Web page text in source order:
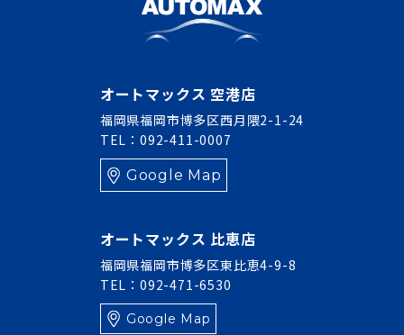
オートマックス 空港店
福岡県福岡市博多区西月隈2-1-24
TEL：092-411-0007
Google Map
オートマックス 比恵店
福岡県福岡市博多区東比恵4-9-8
TEL：092-471-6530
Google Map